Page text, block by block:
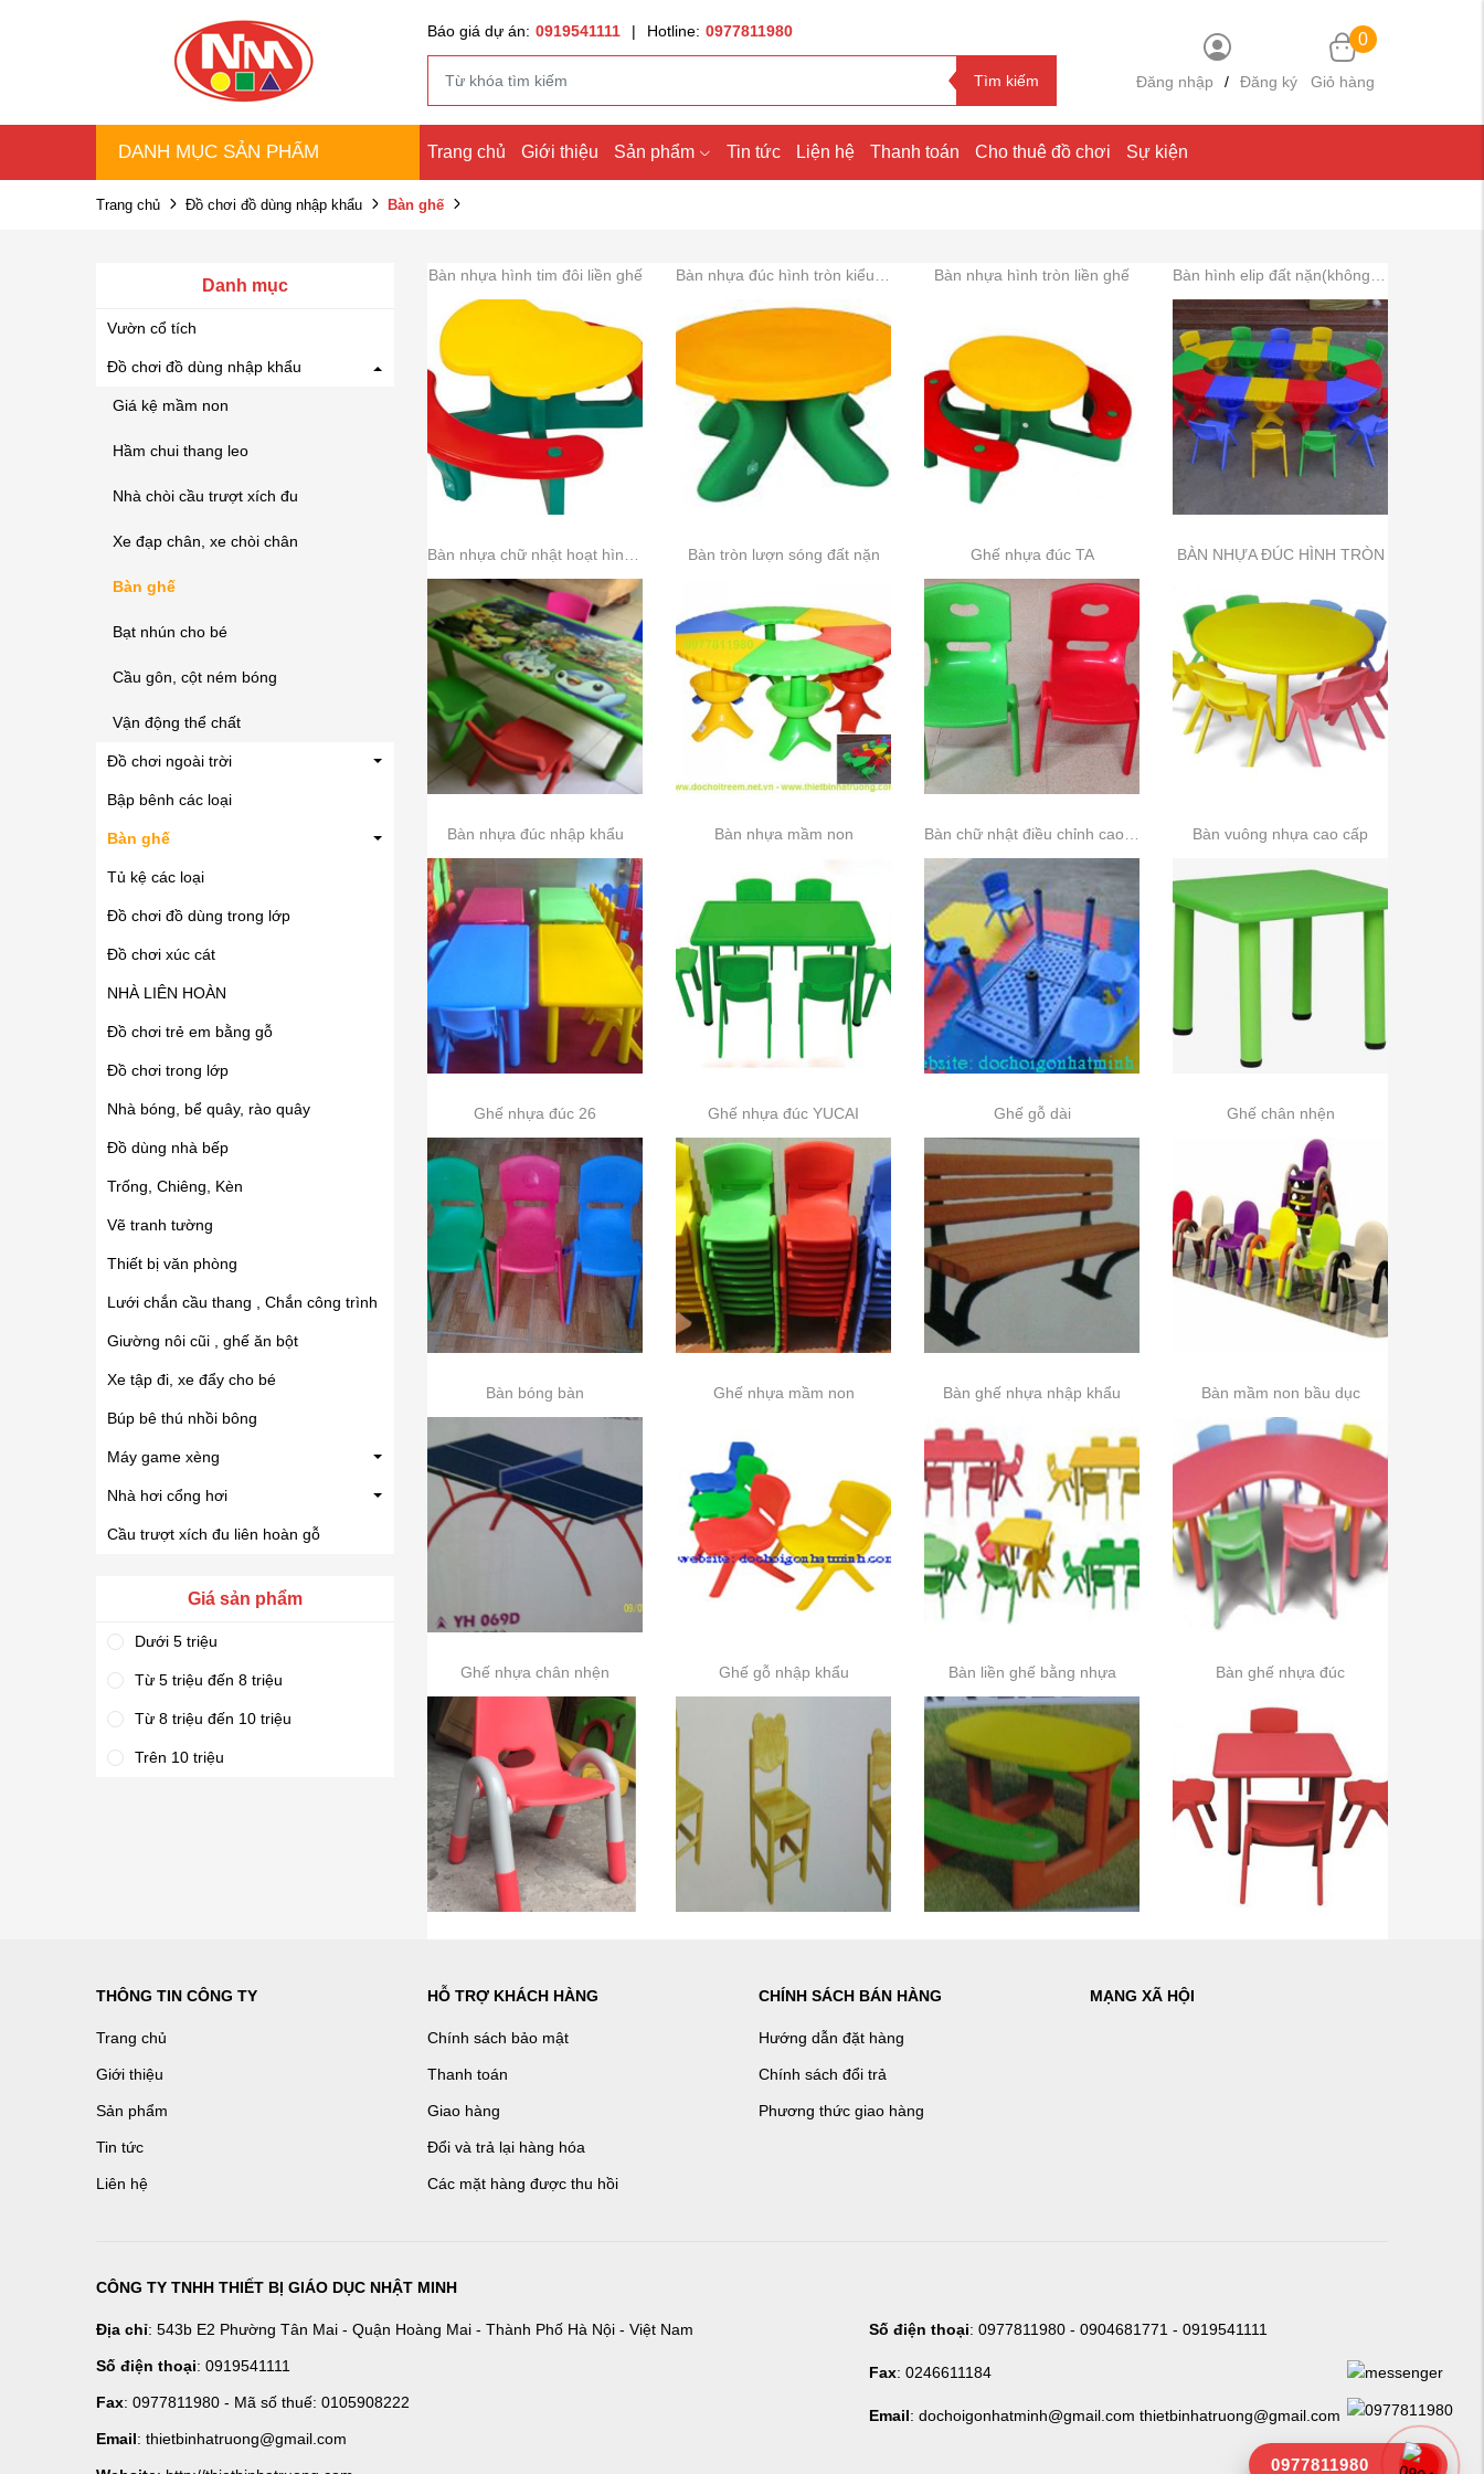
Báo giá dự án: 0919541111 | Hotline: 0977811980
Tìm kiếm Đăng nhập / Đăng ký
0
Giỏ hàng
DANH MỤC SẢN PHẨM Trang chủ Giới thiệu Sản phẩm Tin tức Liện hệ Thanh toán Cho thuê đồ chơi Sự kiện
Trang chủ Đồ chơi đồ dùng nhập khẩu Bàn ghế
Danh mục
Vườn cổ tích
Đồ chơi đồ dùng nhập khẩu
Giá kệ mầm non
Hầm chui thang leo
Nhà chòi cầu trượt xích đu
Xe đạp chân, xe chòi chân
Bàn ghế
Bạt nhún cho bé
Cầu gôn, cột ném bóng
Vận động thể chất
Đồ chơi ngoài trời
Bập bênh các loại
Bàn ghế
Tủ kệ các loại
Đồ chơi đồ dùng trong lớp
Đồ chơi xúc cát
NHÀ LIÊN HOÀN
Đồ chơi trẻ em bằng gỗ
Đồ chơi trong lớp
Nhà bóng, bể quây, rào quây
Đồ dùng nhà bếp
Trống, Chiêng, Kèn
Vẽ tranh tường
Thiết bị văn phòng
Lưới chắn cầu thang , Chắn công trình
Giường nôi cũi , ghế ăn bột
Xe tập đi, xe đẩy cho bé
Búp bê thú nhồi bông
Máy game xèng
Nhà hơi cổng hơi
Cầu trượt xích đu liên hoàn gỗ
Giá sản phẩm
Dưới 5 triệu
Từ 5 triệu đến 8 triệu
Từ 8 triệu đến 10 triệu
Trên 10 triệu
Bàn nhựa hình tim đôi liền ghế Bàn nhựa hình tròn liền ghế
Bàn tròn lượn sóng đất nặn Ghế nhựa đúc TA BÀN NHỰA ĐÚC HÌNH TRÒN
Bàn nhựa đúc nhập khẩu Bàn nhựa mầm non Bàn vuông nhựa cao cấp
Ghế nhựa đúc 26 Ghế nhựa đúc YUCAI Ghế gỗ dài Ghế chân nhện
Bàn bóng bàn Ghế nhựa mầm non Bàn ghế nhựa nhập khẩu Bàn mầm non bầu dục
Ghế nhựa chân nhện Ghế gỗ nhập khẩu Bàn liền ghế bằng nhựa Bàn ghế nhựa đúc
THÔNG TIN CÔNG TY
Trang chủ
Giới thiệu
Sản phẩm
Tin tức
Liên hệ
HỖ TRỢ KHÁCH HÀNG
Chính sách bảo mật
Thanh toán
Giao hàng
Đổi và trả lại hàng hóa
Các mặt hàng được thu hồi
CHÍNH SÁCH BÁN HÀNG
Hướng dẫn đặt hàng
Chính sách đổi trả
Phương thức giao hàng
MẠNG XÃ HỘI
CÔNG TY TNHH THIẾT BỊ GIÁO DỤC NHẬT MINH
Địa chỉ: 543b E2 Phường Tân Mai - Quận Hoàng Mai - Thành Phố Hà Nội - Việt Nam
Số điện thoại: 0919541111
Fax: 0977811980 - Mã số thuế: 0105908222
Email: thietbinhatruong@gmail.com
Số điện thoại: 0977811980 - 0904681771 - 0919541111
Fax: 0246611184
Email: dochoigonhatminh@gmail.com thietbinhatruong@gmail.com
0977811980